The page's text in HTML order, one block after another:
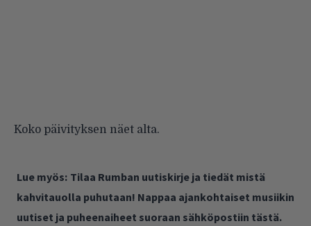
Koko päivityksen näet alta.
Lue myös: Tilaa Rumban uutiskirje ja tiedät mistä
kahvitauolla puhutaan! Nappaa ajankohtaiset musiikin
uutiset ja puheenaiheet suoraan sähköpostiin tästä.